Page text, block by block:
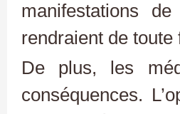
manifestations
rendraient de
De plus, les
conséquences.